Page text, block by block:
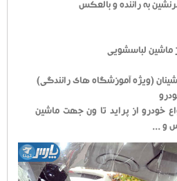
به راننده و بالعکس
ماشین لباسشویی
(ویژه آموزشگاه های رانندگی)
خودرو از پراید تا ون جهت ماشین
و ...